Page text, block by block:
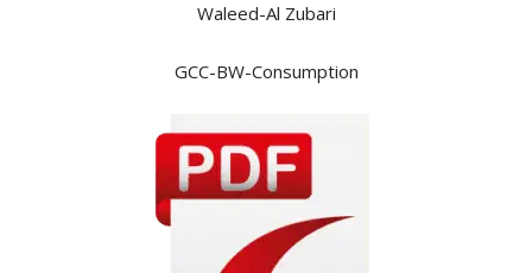
Waleed-Al Zubari
GCC-BW-Consumption